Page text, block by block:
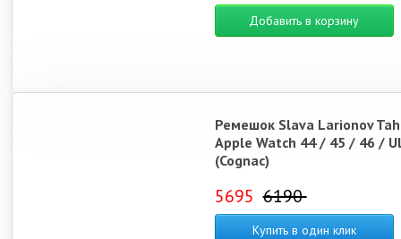
Добавить в корзину
Ремешок Slava Larionov
Apple Watch 44 / 45 / 46 /
(Cognac)
5695 6190
Купить в один клик